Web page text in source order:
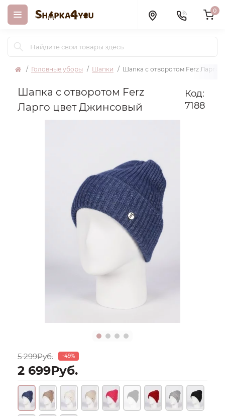
0
Головные уборы Шапки Шапка с отворотом Ferz Ларго
Шапка с отворотом Ferz
Ларго цвет Джинсовый
Код:
7188
5 299Руб. -49%
2 699Руб.